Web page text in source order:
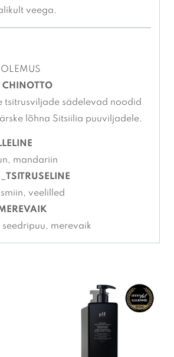
veega.
CHINOTTO
tsitrusviljade sädelevad noodid
lõhna Sitsiilia puuviljadele.
mandariin
veelilled
merevaik